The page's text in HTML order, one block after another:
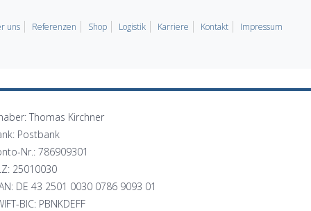
uns Referenzen Shop Logistik Karriere Kontakt Impressum
Thomas Kirchner
Postbank
Nr.: 786909301
25010030
DE 43 2501 0030 0786 9093 01
BIC: PBNKDEFF